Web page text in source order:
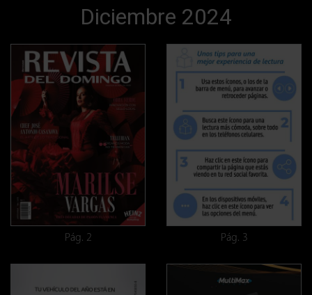
Diciembre 2024
Pág. 2 Pág. 3